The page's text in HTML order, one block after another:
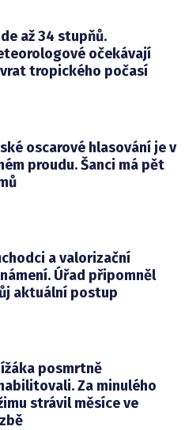
až 34 stupňů.
očekávají
tropického počasí
oscarové hlasování je v
proudu. Šanci má pět
a valorizační
Úřad připomněl
aktuální postup
posmrtně
Za minulého
strávil měsíce ve